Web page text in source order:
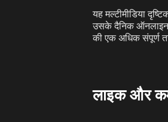
यह मल्टीमीडिया
उसके दैनिक ऑनलाइन
की एक अधिक संपूर्ण
लाइक और